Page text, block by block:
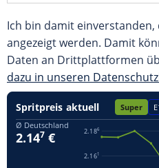
Ich bin damit
angezeigt werden. Damit
Daten an Drittplattformen
dazu in unseren